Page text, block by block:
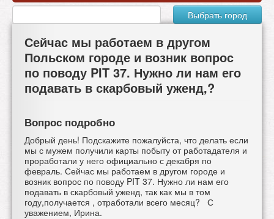
Выбрать город
Сейчас мы работаем в другом
Польском городе и возник вопрос
по поводу PIT 37. Нужно ли нам его
подавать в скарбовый уженд,?
Вопрос подробно
Добрый день! Подскажите пожалуйста, что делать если
мы с мужем получили карты побыту от работадателя и
проработали у него официально с декабря по
февраль. Сейчас мы работаем в другом городе и
возник вопрос по поводу PIT 37. Нужно ли нам его
подавать в скарбовый уженд, так как мы в том
году,получается , отработали всего месяц? С
уважением, Ирина.